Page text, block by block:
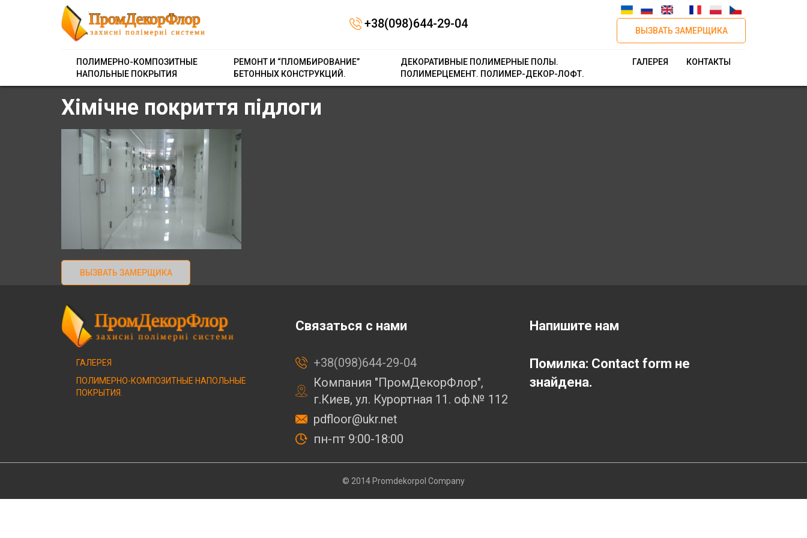
+38(098)644-29-04
ВЫЗВАТЬ ЗАМЕРЩИКА
ПОЛИМЕРНО-КОМПОЗИТНЫЕ
НАПОЛЬНЫЕ ПОКРЫТИЯ
РЕМОНТ И “ПЛОМБИРОВАНИЕ”
БЕТОННЫХ КОНСТРУКЦИЙ.
ДЕКОРАТИВНЫЕ ПОЛИМЕРНЫЕ ПОЛЫ.
ПОЛИМЕРЦЕМЕНТ. ПОЛИМЕР-ДЕКОР-ЛОФТ.
ГАЛЕРЕЯ КОНТАКТЫ
Хімічне покриття підлоги
ВЫЗВАТЬ ЗАМЕРЩИКА
ГАЛЕРЕЯ
ПОЛИМЕРНО-КОМПОЗИТНЫЕ НАПОЛЬНЫЕ
ПОКРЫТИЯ.
Связаться с нами
+38(098)644-29-04
Компания "ПромДекорФлор",
г.Киев, ул. Курортная 11. оф.№ 112
pdfloor@ukr.net
пн-пт 9:00-18:00
Напишите нам
Помилка: Contact form не
знайдена.
© 2014 Promdekorpol Company